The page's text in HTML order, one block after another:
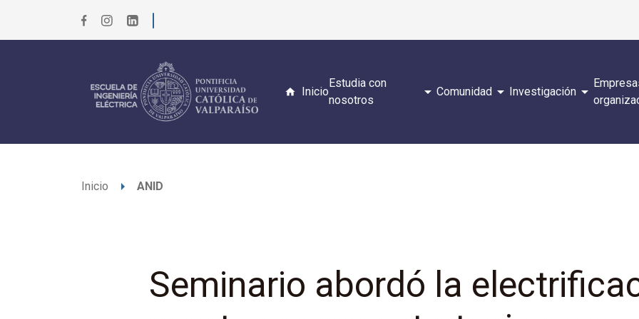
Inicio
Estudia con
nosotros
arrow_drop_down Comunidadarrow_drop_down Investigaciónarrow_drop_down
Inicio arrow_right ANID
Seminario abordó la